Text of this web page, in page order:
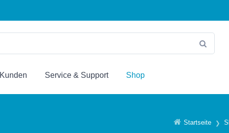
Kunden Service & Support Shop
Startseite